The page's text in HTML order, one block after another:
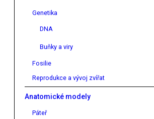
Genetika
DNA
Buňky a viry
Fosilie
Reprodukce a vývoj zvířat
Anatomické modely
Páteř